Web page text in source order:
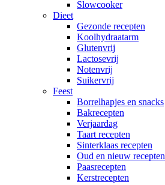
Slowcooker
Dieet
Gezonde recepten
Koolhydraatarm
Glutenvrij
Lactosevrij
Notenvrij
Suikervrij
Feest
Borrelhapjes en snacks
Bakrecepten
Verjaardag
Taart recepten
Sinterklaas recepten
Oud en nieuw recepten
Paasrecepten
Kerstrecepten